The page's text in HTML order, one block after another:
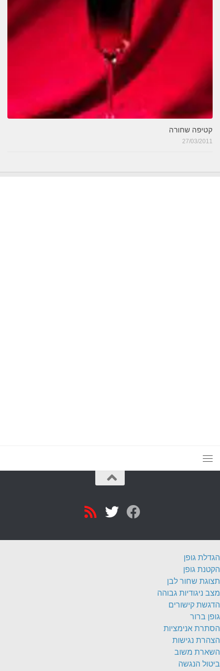
קטיפה שחורה
27/03/2011
הגדלת גופן
הקטנת גופן
תצוגת שחור לבן
מצב ניגודיות גבוהה
הדגשת קישורים
גופן ברור
הסתרת אנימציות
הצהרת נגישות
השארת משוב
ביטול הנגשה